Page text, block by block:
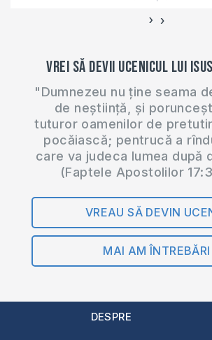
‹ ›
Vrei să devii ucenicul lui
"Dumnezeu nu ține seama
de neștiință, și
tuturor oamenilor de
pocăiască; pentrucă a
care va judeca lumea după
(Faptele Apostolilor
VREAU SĂ DEVIN
MAI AM ÎNTREBĂRI
DESPRE